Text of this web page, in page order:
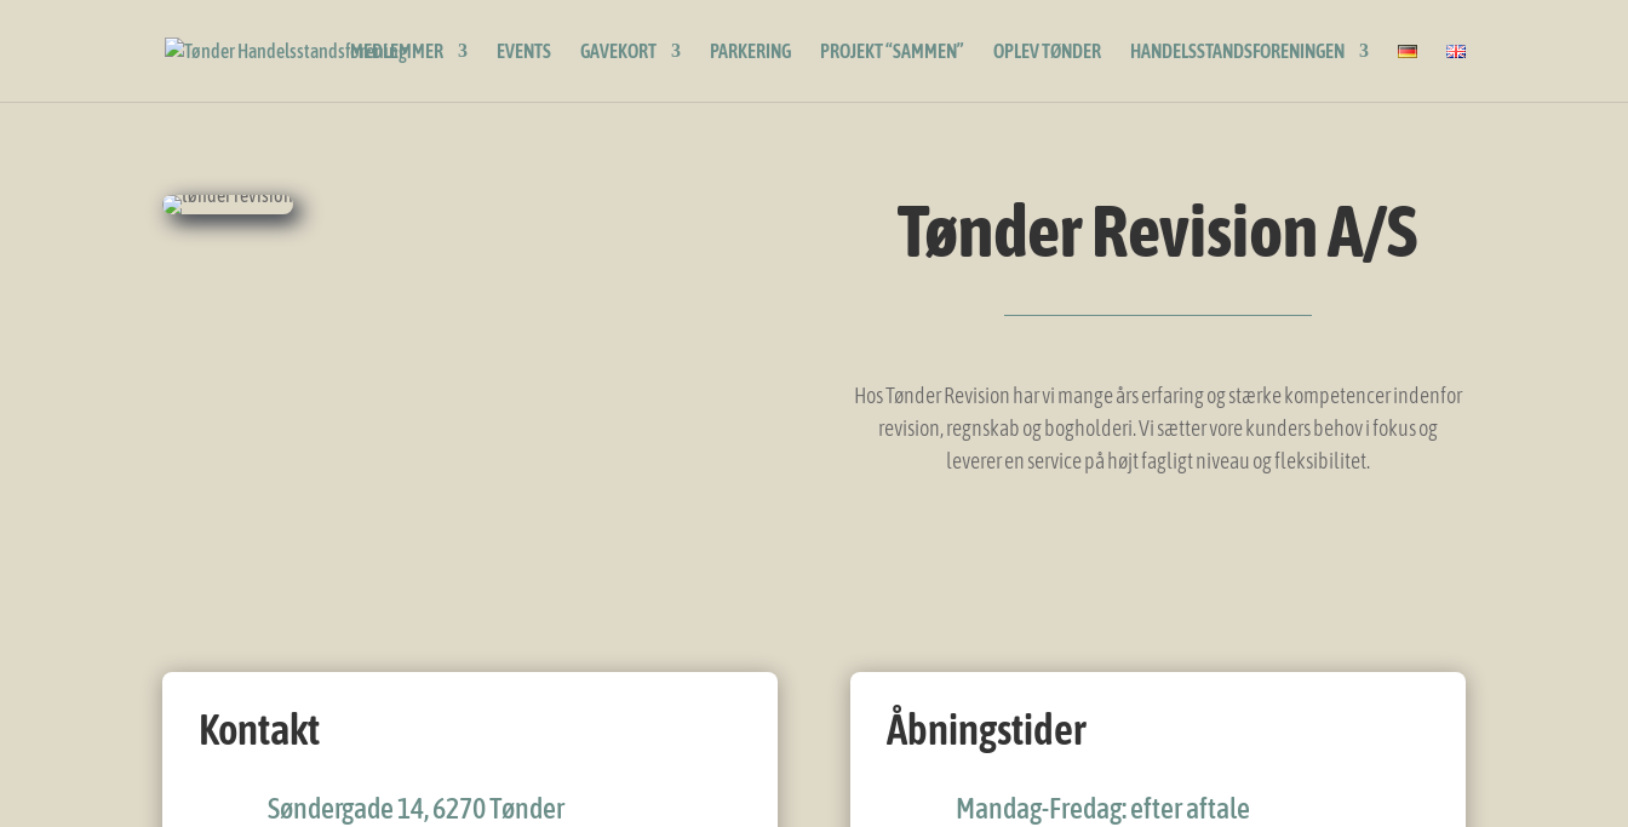
MEDLEMMER EVENTS GAVEKORT PARKERING PROJEKT “SAMMEN” OPLEV TØNDER HANDELSSTANDSFORENINGEN
Tønder Revision A/S
Hos Tønder Revision har vi mange års erfaring og stærke kompetencer indenfor
revision, regnskab og bogholderi. Vi sætter vore kunders behov i fokus og
leverer en service på højt fagligt niveau og fleksibilitet.
Kontakt
Søndergade 14, 6270 Tønder
Åbningstider
Mandag-Fredag: efter aftale